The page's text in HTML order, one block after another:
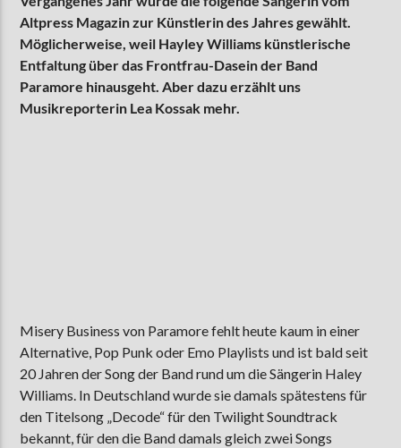
AMI
AKTUELLE SENDUNG
MOEBIUS
Altpress Magazin zur Künstlerin des Jahres gewählt.
Möglicherweise, weil Hayley Williams künstlerische
Entfaltung über das Frontfrau-Dasein der Band
Paramore hinausgeht. Aber dazu erzählt uns
Musikreporterin Lea Kossak mehr.
Misery Business von Paramore fehlt heute kaum in einer
Alternative, Pop Punk oder Emo Playlists und ist bald seit
20 Jahren der Song der Band rund um die Sängerin Haley
Williams. In Deutschland wurde sie damals spätestens für
den Titelsong „Decode“ für den Twilight Soundtrack
bekannt, für den die Band damals gleich zwei Songs